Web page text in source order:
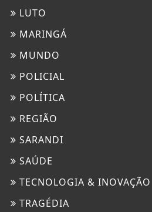
LUTO
MARINGÁ
MUNDO
POLICIAL
POLÍTICA
REGIÃO
SARANDI
SAÚDE
TECNOLOGIA & INOVAÇÃO
TRAGÉDIA